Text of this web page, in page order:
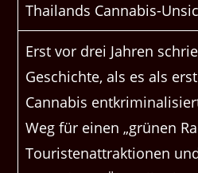
Thailands Cannabis-
Erst vor drei Jahren
Geschichte, als es als
Cannabis
Weg für einen „grünen
Touristenattraktionen